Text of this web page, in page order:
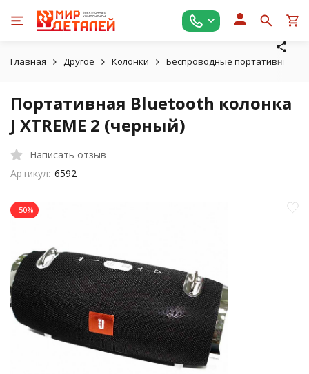
Главная Другое Колонки Беспроводные портативные
Портативная Bluetooth колонка
J XTREME 2 (черный)
Написать отзыв
Артикул: 6592
-50%